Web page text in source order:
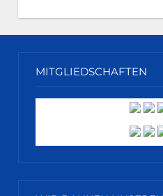
MITGLIEDSCHAFTEN